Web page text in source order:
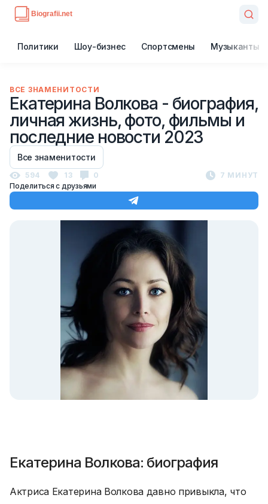
Политики Шоу-бизнес Спортсмены Музыканты
ВСЕ ЗНАМЕНИТОСТИ
Екатерина Волкова - биография,
личная жизнь, фото, фильмы и
последние новости 2023
Все знаменитости
594 13 0
7 МИНУТ
Поделиться с друзьями
Екатерина Волкова: биография
Актриса Екатерина Волкова давно привыкла, что